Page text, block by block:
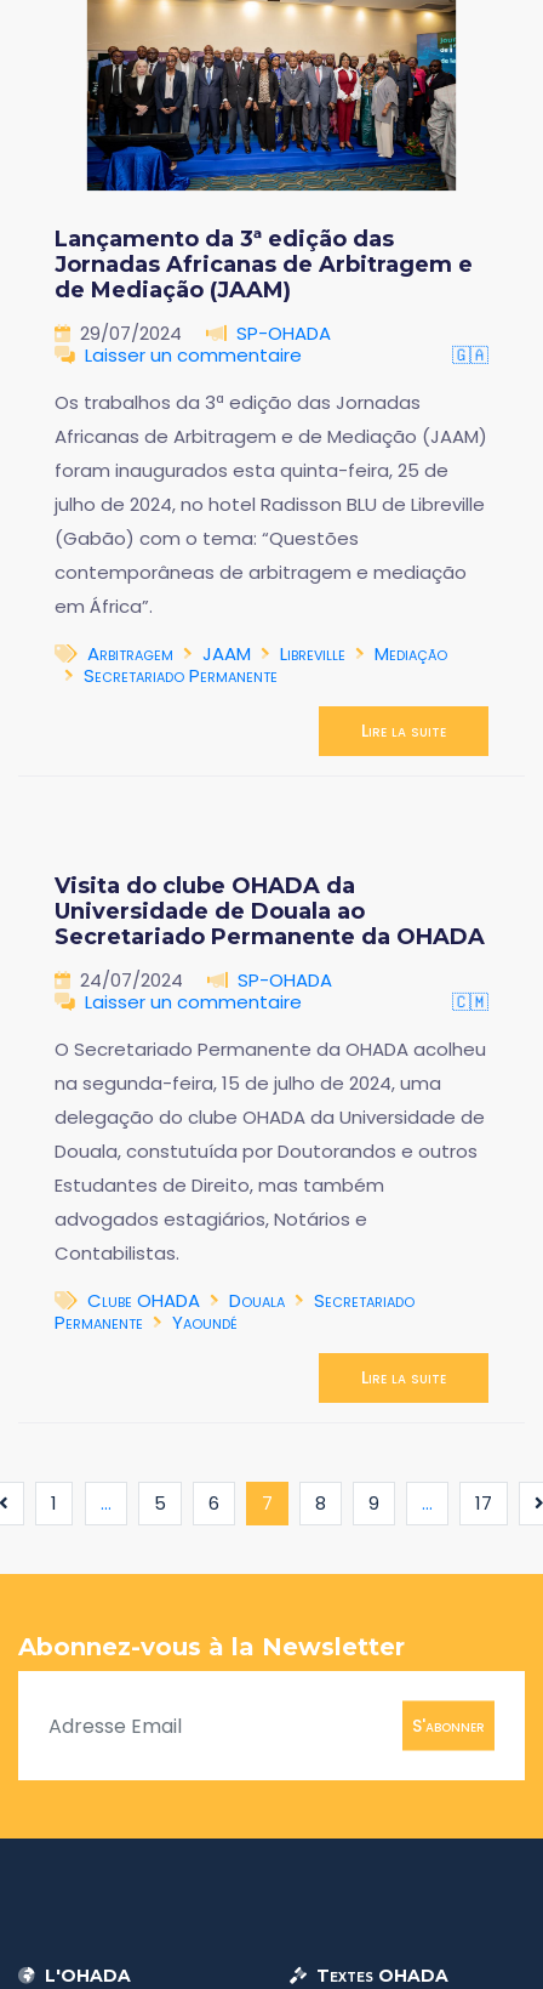
Lançamento da 3ª edição das
Jornadas Africanas de Arbitragem e
de Mediação (JAAM)
29/07/2024
SP-OHADA
Laisser un commentaire
🇬🇦
Os trabalhos da 3ª edição das Jornadas
Africanas de Arbitragem e de Mediação (JAAM)
foram inaugurados esta quinta-feira, 25 de
julho de 2024, no hotel Radisson BLU de Libreville
(Gabão) com o tema: “Questões
contemporâneas de arbitragem e mediação
em África”.
Arbitragem
JAAM Libreville
Mediação
Secretariado Permanente
Lire la suite
Visita do clube OHADA da
Universidade de Douala ao
Secretariado Permanente da OHADA
24/07/2024
SP-OHADA
Laisser un commentaire
🇨🇲
O Secretariado Permanente da OHADA acolheu
na segunda-feira, 15 de julho de 2024, uma
delegação do clube OHADA da Universidade de
Douala, constutuída por Doutorandos e outros
Estudantes de Direito, mas também
advogados estagiários, Notários e
Contabilistas.
Clube OHADA
Douala
Secretariado
Permanente
Yaoundé
Lire la suite
1 ... 5 6 7 (current)
8 9 ... 17
Abonnez-vous à la Newsletter
S'abonner
L'OHADA Textes OHADA